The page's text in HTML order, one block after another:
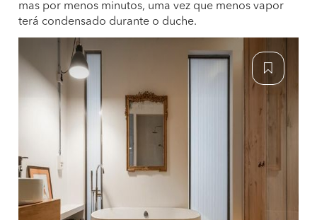
mas por menos minutos, uma vez que menos vapor
terá condensado durante o duche.